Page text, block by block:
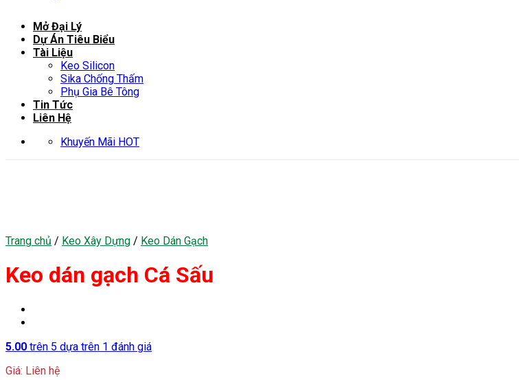
Mở Đại Lý
Dự Án Tiêu Biểu
Tài Liệu
Keo Silicon
Sika Chống Thấm
Phụ Gia Bê Tông
Tin Tức
Liên Hệ
Khuyến Mãi HOT
Trang chủ / Keo Xây Dựng / Keo Dán Gạch
Keo dán gạch Cá Sấu
5.00 trên 5 dựa trên 1 đánh giá
Giá: Liên hệ